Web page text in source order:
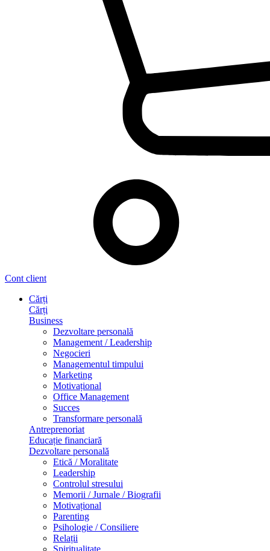
Cont client
Cărți
Cărți
Business
Dezvoltare personală
Management / Leadership
Negocieri
Managementul timpului
Marketing
Motivațional
Office Management
Succes
Transformare personală
Antreprenoriat
Educație financiară
Dezvoltare personală
Etică / Moralitate
Leadership
Controlul stresului
Memorii / Jurnale / Biografii
Motivațional
Parenting
Psihologie / Consiliere
Relații